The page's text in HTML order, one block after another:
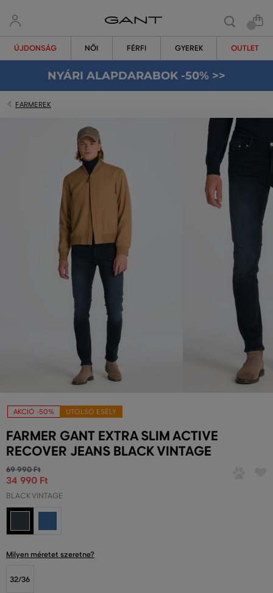
ÚJDONSÁG NŐI FÉRFI GYEREK OUTLET
NYÁRI ALAPDARABOK -50% >>
FARMEREK
AKCIÓ -50% UTOLSÓ ESÉLY
FARMER GANT EXTRA SLIM ACTIVE
RECOVER JEANS BLACK VINTAGE
69 990 Ft
34 990 Ft
BLACK VINTAGE
Milyen méretet szeretne?
32/36